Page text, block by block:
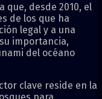
que, desde 2010, el
de los que ha
legal y a una
importancia,
del océano
clave reside en la